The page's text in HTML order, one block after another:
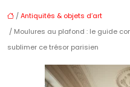
/Antiquités & objets d’art
/ Moulures au plafond : le guide
sublimer ce trésor parisien